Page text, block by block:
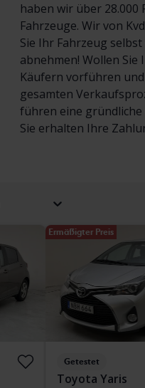
haben wir über
Fahrzeuge. Wir von
Sie Ihr Fahrzeug
abnehmen! Wollen
Käufern vorführen
gesamten
führen eine
Sie erhalten Ihre
Ermäßigter Preis
Getestet
Toyota Yaris